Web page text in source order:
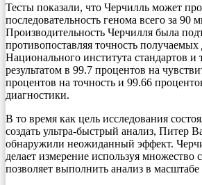
Тесты показали, что Черчилль может
последовательность генома всего за 90
Производительность Черчилля была
противопоставляя точность
Национального института стандартов и
результатом в 99.7 процентов на
процентов на точность и 99.66
диагностики.
В то время как цель исследования
создать ультра-быстрый анализ, Питер
обнаружили неожиданный эффект.
делает измерение используя множество
позволяет выполнить анализ в масштабе